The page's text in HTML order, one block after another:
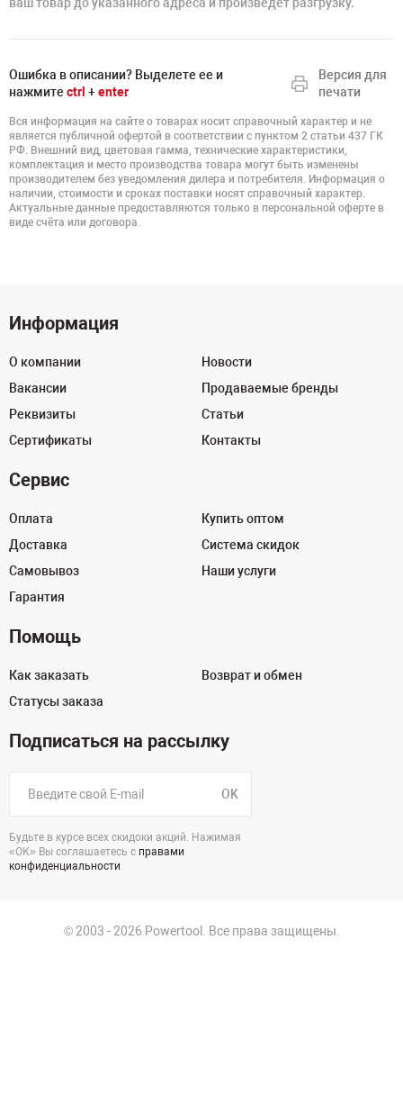
Ошибка в описании? Выделете ее и
нажмите ctrl +enter
Версия для
печати
Вся информация на сайте о товарах носит справочный характер и не
является публичной офертой в соответствии с пунктом 2 статьи 437 ГК
РФ. Внешний вид, цветовая гамма, технические характеристики,
комплектация и место производства товара могут быть изменены
производителем без уведомления дилера и потребителя. Информация о
наличии, стоимости и сроках поставки носят справочный характер.
Актуальные данные предоставляются только в персональной оферте в
виде счёта или договора.
Информация
О компании
Вакансии
Реквизиты
Сертификаты
Новости
Продаваемые бренды
Статьи
Контакты
Сервис
Оплата
Доставка
Самовывоз
Гарантия
Купить оптом
Система скидок
Наши услуги
Помощь
Как заказать
Статусы заказа
Возврат и обмен
Подписаться на рассылку
OK
Будьте в курсе всех скидоки акций. Нажимая
«ОК» Вы соглашаетесь с правами
конфиденциальности.
© 2003 - 2026 Powertool. Все права защищены.